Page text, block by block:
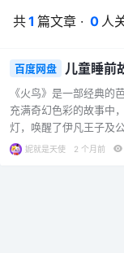
共1 篇文章 · 0 人
百度网盘 儿童睡前
《火鸟》是一部经典的
充满奇幻色彩的故事中
灯，唤醒了伊凡王子及
创作，他从俄国民谣中
妮就是天使 2 个月前